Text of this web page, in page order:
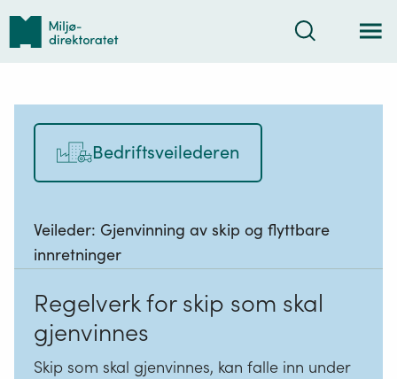
Tilbake
forsiden
Søk
Bedriftsveilederen
Veileder: Gjenvinning av skip og flyttbare
innretninger
Regelverk for skip som skal
gjenvinnes
Skip som skal gjenvinnes, kan falle inn under